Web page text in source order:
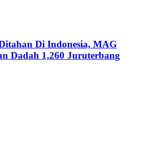
Di Indonesia, MAG
Dadah 1,260 Juruterbang